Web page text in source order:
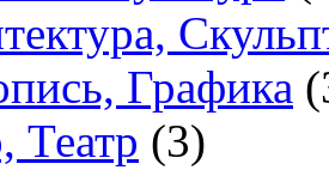
Графика
Театр (3)